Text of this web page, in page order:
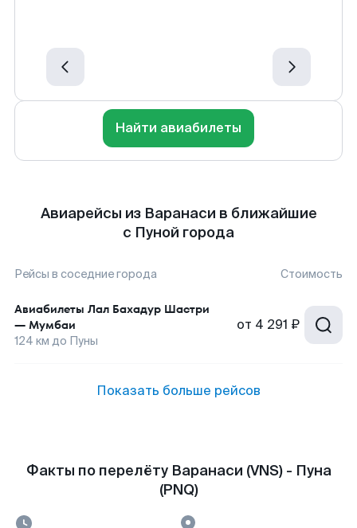
Найти авиабилеты
Авиарейсы из Варанаси в ближайшие
с Пуной города
Рейсы в соседние города Стоимость
Авиабилеты Лал Бахадур Шастри
— Мумбаи
124 км до Пуны
от 4 291 ₽
Показать больше рейсов
Факты по перелёту Варанаси (VNS) - Пуна
(PNQ)